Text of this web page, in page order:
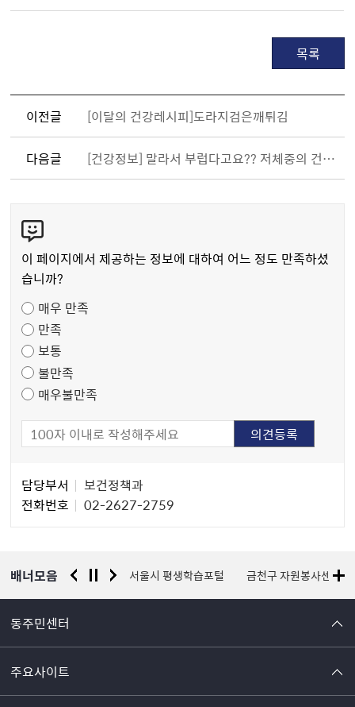
목록
이전글 [이달의 건강레시피]도라지검은깨튀김
다음글 [건강정보] 말라서 부럽다고요?? 저체중의 건강적신호
텐
츠
만
도
조
사
이 페이지에서 제공하는 정보에 대하여 어느 정도 만족하셨
습니까?
매우 만족
만족
보통
불만족
매우불만족
자
담당부서
보건정책과
전화번호
02-2627-2759
배너모음
경찰청 유실물 통합포털 서울시 평생학습포털 금천구 자원봉사센터
동주민센터
주요사이트